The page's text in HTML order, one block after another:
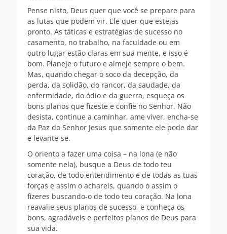
Pense nisto, Deus quer que você se prepare para
as lutas que podem vir. Ele quer que estejas
pronto. As táticas e estratégias de sucesso no
casamento, no trabalho, na faculdade ou em
outro lugar estão claras em sua mente, e isso é
bom. Planeje o futuro e almeje sempre o bem.
Mas, quando chegar o soco da decepção, da
perda, da solidão, do rancor, da saudade, da
enfermidade, do ódio e da guerra, esqueça os
bons planos que fizeste e confie no Senhor. Não
desista, continue a caminhar, ame viver, encha-se
da Paz do Senhor Jesus que somente ele pode dar
e levante-se.
O oriento a fazer uma coisa – na lona (e não
somente nela), busque a Deus de todo teu
coração, de todo entendimento e de todas as tuas
forças e assim o achareis, quando o assim o
fizeres buscando-o de todo teu coração. Na lona
reavalie seus planos de sucesso, e conheça os
bons, agradáveis e perfeitos planos de Deus para
sua vida.